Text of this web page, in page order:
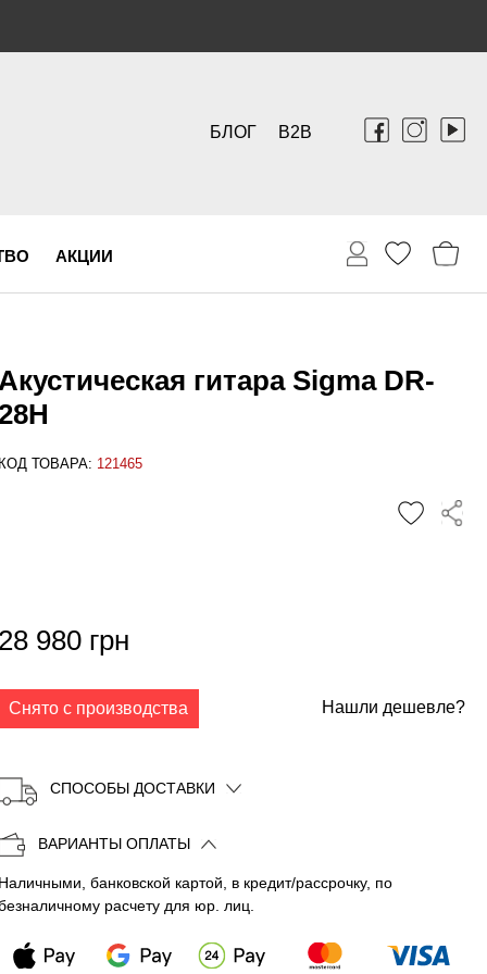
B2B
БЛОГ
АКЦИИ
гитара Sigma DR-
КОД ТОВАРА: 121465
Копировать
28 980 грн
Снято с производства Нашли дешевле?
СПОСОБЫ ДОСТАВКИ
ВАРИАНТЫ ОПЛАТЫ
Наличными, банковской картой, в кредит/рассрочку, по
расчету для юр. лиц.